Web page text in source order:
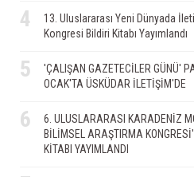
4
13. Uluslararası Yeni Dünyada
Kongresi Bildiri Kitabı Yayımlandı
5
'ÇALIŞAN GAZETECİLER GÜNÜ'
OCAK'TA ÜSKÜDAR İLETİŞİM'DE
6
6. ULUSLARARASI KARADENİZ
BİLİMSEL ARAŞTIRMA
KİTABI YAYIMLANDI